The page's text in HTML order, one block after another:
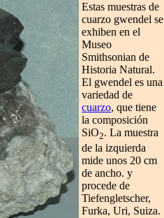
Estas muestras de
cuarzo gwendel se
exhiben en el
Museo
Smithsonian de
Historia Natural.
El gwendel es una
variedad de
cuarzo, que tiene
la composición
SiO2. La muestra
de la izquierda
mide unos 20 cm
de ancho. y
procede de
Tiefengletscher,
Furka, Uri, Suiza.